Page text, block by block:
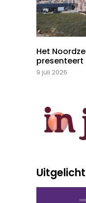
Het
presenteert
9 juli 2026